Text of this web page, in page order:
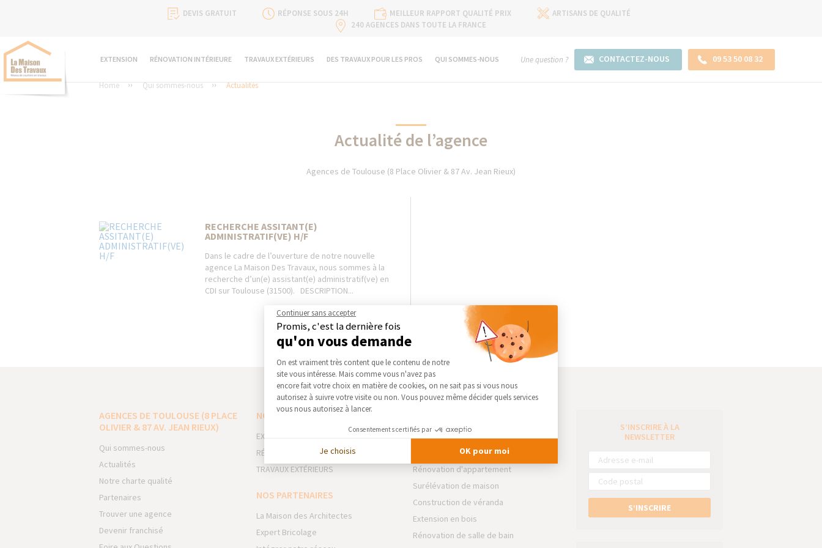
DEVIS GRATUIT RÉPONSE SOUS 24H MEILLEUR RAPPORT QUALITÉ PRIX
ARTISANS DE QUALITÉ
240 AGENCES DANS TOUTE LA FRANCE
EXTENSION RÉNOVATION INTÉRIEURE TRAVAUX EXTÉRIEURS DES TRAVAUX POUR LES PROS QUI SOMMES-NOUS Une question ? CONTACTEZ-NOUS 09 53 50 08 32
Home Qui sommes-nous Actualités
Actualité de l’agence
Agences de Toulouse (8 Place Olivier & 87 Av. Jean Rieux)
RECHERCHE ASSITANT(E)
ADMINISTRATIF(VE) H/F
Dans le cadre de l’ouverture de notre nouvelle
agence La Maison Des Travaux, nous sommes à la
recherche d’un(e) assistant(e) administratif(ve) en
CDI sur Toulouse (31500). DESCRIPTION...
AGENCES DE TOULOUSE (8 PLACE
OLIVIER & 87 AV. JEAN RIEUX)
Qui sommes-nous
Actualités
Notre charte qualité
Partenaires
Trouver une agence
Devenir franchisé
NOS DOMAINES D’INTERVENTION
EXTENSION
RÉNOVATION INTÉRIEURE
TRAVAUX EXTÉRIEURS
NOS PARTENAIRES
La Maison des Architectes
Expert Bricolage
Rénovation de résidence secondaire
Rénovation de Maison
Rénovation d'appartement
Surélévation de maison
Construction de véranda
Extension en bois
Rénovation de salle de bain
S’INSCRIRE À LA
NEWSLETTER
S’INSCRIRE
Continuer sans accepter
Promis, c'est la dernière fois
qu'on vous demande
Plateforme de Gestion du Consentement : Personnalisez vos Options
On est vraiment très content que le contenu de notre
site vous intéresse. Mais comme vous n'avez pas
encore fait votre choix en matière de cookies, on ne sait pas si vous nous
autorisez à suivre votre visite ou non. Vous pouvez même décider quels services
vous nous autorisez à lancer.
Consentements certifiés par
Je choisis OK pour moi
Axeptio consent